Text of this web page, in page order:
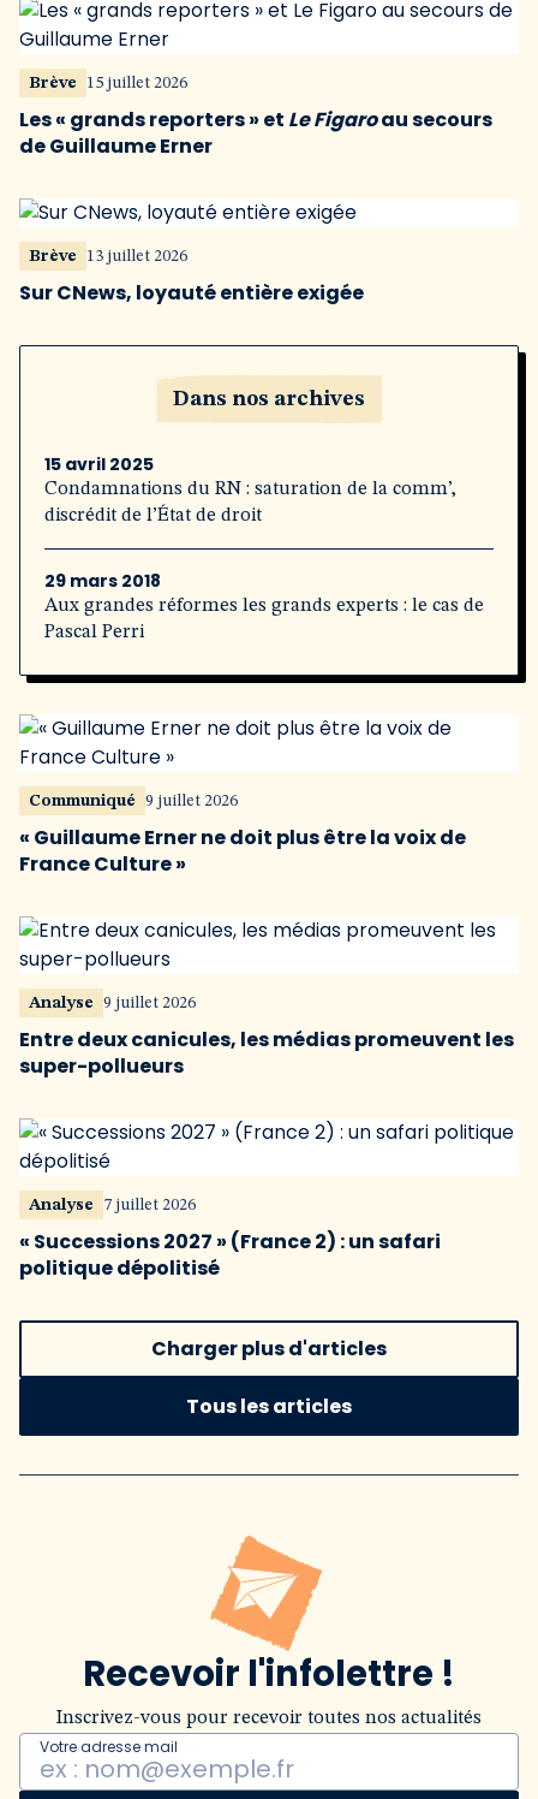
Brève 15 juillet 2026
Les « grands reporters » et Le Figaroau secours
de Guillaume Erner
Brève 13 juillet 2026
Sur CNews, loyauté entière exigée
Dans nos archives
15 avril 2025
Condamnations du RN : saturation de la comm’,
discrédit de l’État de droit
29 mars 2018
Aux grandes réformes les grands experts : le cas de
Pascal Perri
Communiqué 9 juillet 2026
« Guillaume Erner ne doit plus être la voix de
France Culture »
Analyse 9 juillet 2026
Entre deux canicules, les médias promeuvent les
super-pollueurs
Analyse 7 juillet 2026
« Successions 2027 » (France 2) : un safari
politique dépolitisé
Charger plus d'articles
Tous les articles
Recevoir l'infolettre !
Inscrivez-vous pour recevoir toutes nos actualités
Votre adresse mail